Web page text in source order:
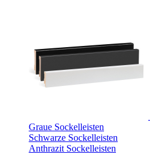
Graue Sockelleisten
Schwarze Sockelleisten
Anthrazit Sockelleisten